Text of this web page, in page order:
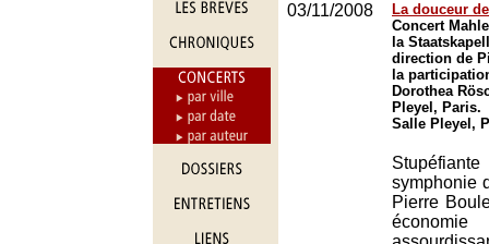
03/11/2008
La douceur
Concert
la
direction de
la
Dorothea
Pleyel, Paris.
Salle Pleyel,
symphonie
Pierre